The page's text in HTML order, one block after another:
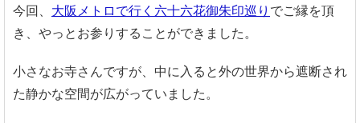
今回、 大阪メトロで行く六十六花御朱印巡り でご縁を頂
き、やっとお参りすることができました。
小さなお寺さんですが、中に入ると外の世界から遮断され
た静かな空間が広がっていました。